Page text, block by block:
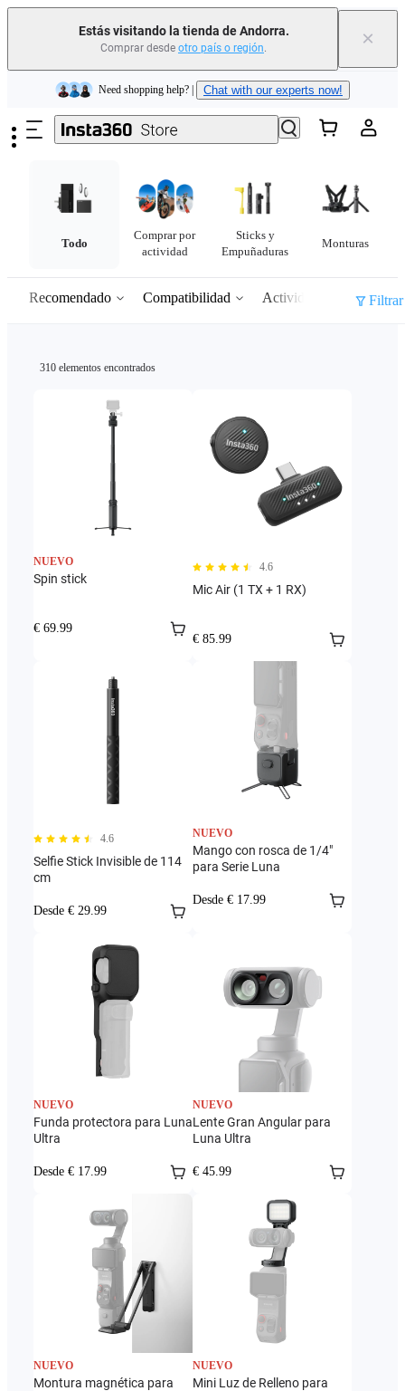
Estás visitando la tienda de Andorra.
Comprar desde otro país o región. ×
Saltar al contenido principal
Need shopping help? | Chat with our experts now!
Insta360 Luna Ultra |Ya disponible| Envío gratuito
Todo
Comprar por
actividad
Sticks y
Empuñaduras
Monturas
Recomendado Compatibilidad Actividad Filtrar
310 elementos encontrados
NUEVO
Spin stick
€ 69.99
4.6
Mic Air (1 TX + 1 RX)
€ 85.99
4.6
Selfie Stick Invisible de 114
cm
Desde € 29.99
NUEVO
Mango con rosca de 1/4"
para Serie Luna
Desde € 17.99
NUEVO
Funda protectora para Luna
Ultra
Desde € 17.99
NUEVO
Lente Gran Angular para
Luna Ultra
€ 45.99
NUEVO
Montura magnética para
NUEVO
Mini Luz de Relleno para